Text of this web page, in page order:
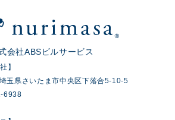
会社ABSビルサービス
】
玉県さいたま市中央区下落合5-10-5
6938